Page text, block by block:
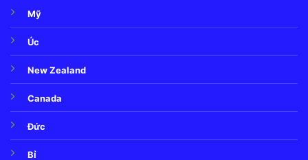
Mỹ
Úc
New Zealand
Canada
Đức
Bỉ